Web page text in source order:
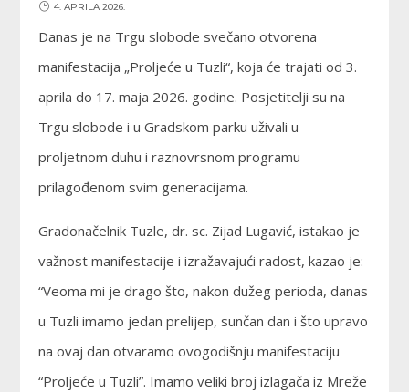
4. APRILA 2026.
Danas je na Trgu slobode svečano otvorena
manifestacija „Proljeće u Tuzli“, koja će trajati od 3.
aprila do 17. maja 2026. godine. Posjetitelji su na
Trgu slobode i u Gradskom parku uživali u
proljetnom duhu i raznovrsnom programu
prilagođenom svim generacijama.
Gradonačelnik Tuzle, dr. sc. Zijad Lugavić, istakao je
važnost manifestacije i izražavajući radost, kazao je:
“Veoma mi je drago što, nakon dužeg perioda, danas
u Tuzli imamo jedan prelijep, sunčan dan i što upravo
na ovaj dan otvaramo ovogodišnju manifestaciju
“Proljeće u Tuzli”. Imamo veliki broj izlagača iz Mreže